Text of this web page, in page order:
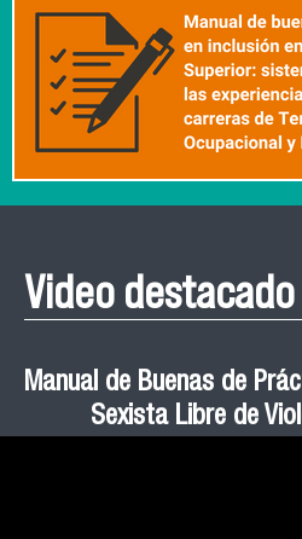
Video destacado
Manual de Buenas de
Sexista Libre de
Roberto Vera invita a la III
e Inteligencia
Jornadas puertas
Ceremonia de
Pública cohortes años
Esteban Aedo: “El uso de
tiene directa relación con